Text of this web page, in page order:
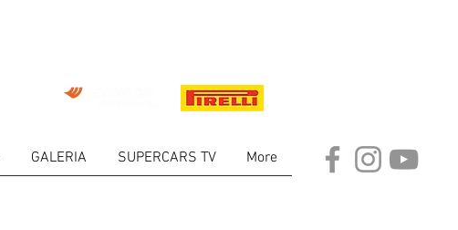
GALERIA SUPERCARS TV More